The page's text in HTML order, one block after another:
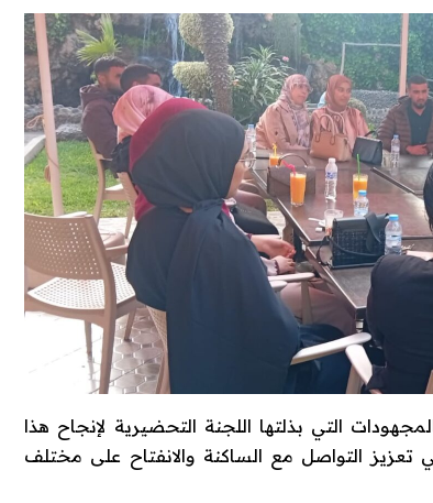
التي بذلتها اللجنة التحضيرية لإنجاح هذا
تعزيز التواصل مع الساكنة والانفتاح على مختلف